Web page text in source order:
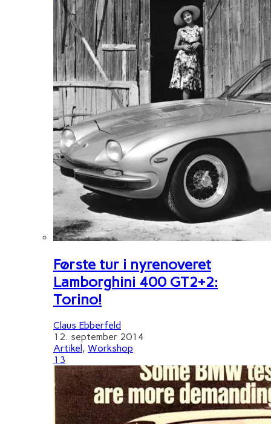
Første tur i nyrenoveret
Lamborghini 400 GT2+2:
Torino!
Claus Ebberfeld
12. september 2014
Artikel , Workshop
13